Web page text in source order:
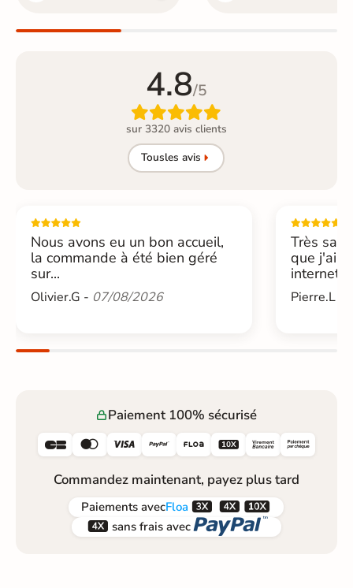
4.8/5

sur 3320 avis clients
Tousles avis
Nous avons eu un bon accueil,
la commande à été bien géré
sur...
Olivier.G - 07/08/2026
Très
que j'ai
internet....
Pierre.L -
Paiement 100% sécurisé
     
Commandez maintenant, payez plus tard
Paiements avecFloa  
 sans frais avec 